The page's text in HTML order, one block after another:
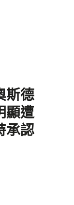
斯德
顯遭
承認